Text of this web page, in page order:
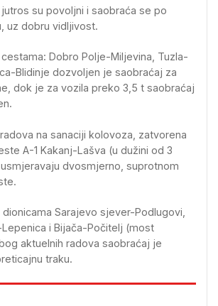
su povoljni i saobraća se po
uz dobru vidljivost.
Dobro Polje-Miljevina, Tuzla-
Blidinje dozvoljen je saobraćaj za
dok je za vozila preko 3,5 t saobraćaj
na sanaciji kolovoza, zatvorena
A-1 Kakanj-Lašva (u dužini od 3
dvosmjerno, suprotnom
Sarajevo sjever-Podlugovi,
i Bijača-Počitelj (most
aktuelnih radova saobraćaj je
traku.